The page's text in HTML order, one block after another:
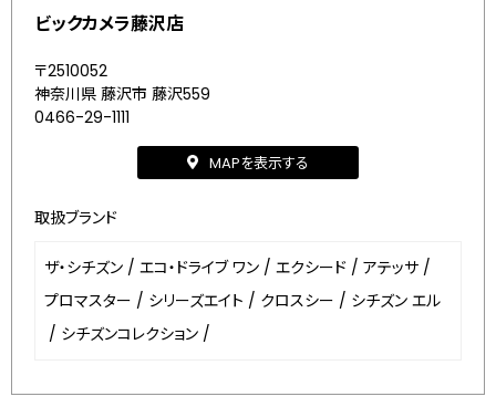
ビックカメラ藤沢店
〒2510052
神奈川県 藤沢市 藤沢559
0466-29-1111
MAPを表示する
取扱ブランド
ザ・シチズン / エコ・ドライブ ワン / エクシード / アテッサ /
プロマスター / シリーズエイト / クロスシー / シチズン エル
/ シチズンコレクション /